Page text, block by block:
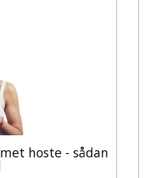
hoste - sådan